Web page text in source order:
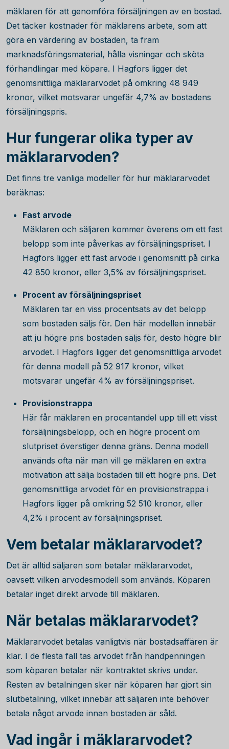
mäklaren för att genomföra försäljningen av en bostad.
Det täcker kostnader för mäklarens arbete, som att
göra en värdering av bostaden, ta fram
marknadsföringsmaterial, hålla visningar och sköta
förhandlingar med köpare. I Hagfors ligger det
genomsnittliga mäklararvodet på omkring 48 949
kronor, vilket motsvarar ungefär 4,7% av bostadens
försäljningspris.
Hur fungerar olika typer av
mäklararvoden?
Det finns tre vanliga modeller för hur mäklararvodet
beräknas:
Fast arvode
Mäklaren och säljaren kommer överens om ett fast
belopp som inte påverkas av försäljningspriset. I
Hagfors ligger ett fast arvode i genomsnitt på cirka
42 850 kronor, eller 3,5% av försäljningspriset.
Procent av försäljningspriset
Mäklaren tar en viss procentsats av det belopp
som bostaden säljs för. Den här modellen innebär
att ju högre pris bostaden säljs för, desto högre blir
arvodet. I Hagfors ligger det genomsnittliga arvodet
för denna modell på 52 917 kronor, vilket
motsvarar ungefär 4% av försäljningspriset.
Provisionstrappa
Här får mäklaren en procentandel upp till ett visst
försäljningsbelopp, och en högre procent om
slutpriset överstiger denna gräns. Denna modell
används ofta när man vill ge mäklaren en extra
motivation att sälja bostaden till ett högre pris. Det
genomsnittliga arvodet för en provisionstrappa i
Hagfors ligger på omkring 52 510 kronor, eller
4,2% i procent av försäljningspriset.
Vem betalar mäklararvodet?
Det är alltid säljaren som betalar mäklararvodet,
oavsett vilken arvodesmodell som används. Köparen
betalar inget direkt arvode till mäklaren.
När betalas mäklararvodet?
Mäklararvodet betalas vanligtvis när bostadsaffären är
klar. I de flesta fall tas arvodet från handpenningen
som köparen betalar när kontraktet skrivs under.
Resten av betalningen sker när köparen har gjort sin
slutbetalning, vilket innebär att säljaren inte behöver
betala något arvode innan bostaden är såld.
Vad ingår i mäklararvodet?